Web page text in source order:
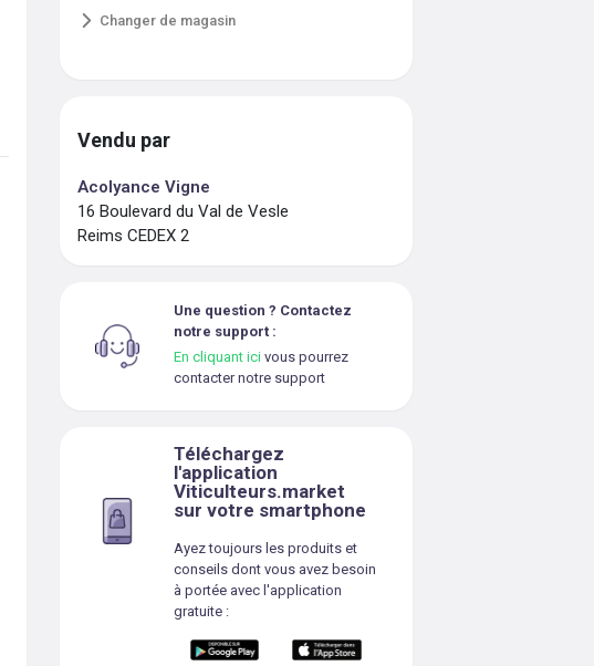
Changer de magasin
Vendu par
Acolyance Vigne
16 Boulevard du Val de Vesle
Reims CEDEX 2
Une question ? Contactez
notre support :
En cliquant ici vous pourrez
contacter notre support
Téléchargez
l'application
Viticulteurs.market
sur votre smartphone
Ayez toujours les produits et
conseils dont vous avez besoin
à portée avec l'application
gratuite :